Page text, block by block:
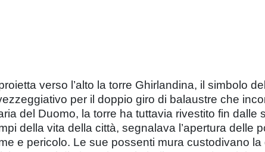
verso l’alto la torre Ghirlandina, il simbolo
per il doppio giro di balaustre che
del Duomo, la torre ha tuttavia rivestito fin dalle
della vita della città, segnalava l’apertura delle
e pericolo. Le sue possenti mura custodivano la